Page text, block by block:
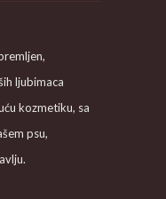
ljubimaca
kozmetiku, sa
psu,